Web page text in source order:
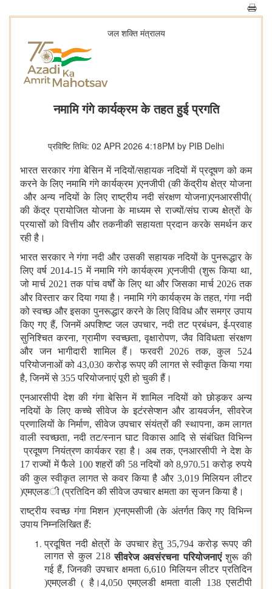
जल शक्ति मंत्रालय
नमामि गंगे कार्यक्रम के तहत हुई प्रगति
प्रविष्टि तिथि: 02 APR 2026 4:18PM by PIB Delhi
भारत सरकार गंगा बेसिन में नदियों/सहायक नदियों में प्रदूषणको कम
करने के लिए नमामि गंगे कार्यक्रम(एनजीपी )की केंद्रीय क्षेत्र योजना
और अन्य नदियों के लिए राष्ट्रीय नदी संरक्षण योजना(एनआरसीपी)
की केंद्र प्रायोजित योजना के माध्यम से राज्यों/संघ राज्य क्षेत्रों के
प्रयासों को वित्तीय और तकनीकी सहायता प्रदान करके समर्थन कर
रही है।
भारत सरकार ने गंगा नदी और उसकी सहायक नदियों के पुनरूद्धार के
लिए वर्ष 2014-15 में नमामि गंगे कार्यक्रम(एनजीपी )शुरू किया था,
जो मार्च 2021 तक पांच वर्षों के लिए था और जिसका मार्च 2026 तक
और विस्‍तार कर दिया गया है। नमामि गंगे कार्यक्रम के तहत, गंगा नदी
को स्वच्छ और इसका पुनरूद्धार करने के लिए विविध और समग्र उपाय
किए गए हैं, जिनमें अपशिष्ट जल उपचार, नदी तट प्रबंधन, ई-प्रवाह
सुनिश्चित करना, ग्रामीण स्वच्छता, वृक्षारोपण, जैव विविधता संरक्षण
और जन भागीदारी शामिल हैं। फरवरी 2026 तक, कुल 524
परियोजनाओं को 43,030 करोड़ रूपए की लागत से स्वीकृत किया गया
है, जिनमें से 355 परियोजनाएं पूरी हो चुकी हैं।
एनआरसीपी देश की गंगा बेसिन में शामिल नदियों को छोड़कर अन्य
नदियों के लिए कच्चे सीवेज के इटंरसेप्‍शन और डायवर्जन, सीवरेज
प्रणालियों के निर्माण, सीवेज उपचार संयंत्रों की स्थापना, कम लागत
वाली स्वच्छता, नदी तट/स्नान घाट विकास आदि से संबंधित विभिन्न
प्रदूषण नियंत्रण कार्यकर रहा है। अब तक, एनआरसीपी ने देश के
17 राज्यों में फैले 100 शहरों की 58 नदियों को 8,970.51 करोड़ रुपये
की कुल स्वीकृत लागत से कवर किया है और 3,019 मिलियन लीटर
(एमएलडी )प्रतिदिन की सीवेज उपचार क्षमता का सृजन किया है।
राष्ट्रीय स्वच्छ गंगा मिशन (एनएमसीजी)के अंतर्गत किए गए विभिन्न
उपाय निम्नलिखित हैं:
प्रदूषित नदी क्षेत्रों के उपचार हेतु 35,794 करोड़ रूपए की
लागत से कुल 218सीवरेज अवसंरचना परियोजनाएंशुरू की
गई हैं, जिनकी उपचार क्षमता 6,610 मिलियन लीटर प्रतिदिन
(एमएलडी ) है। 4,050 एमएलडी क्षमता वाली 138 एसटीपी